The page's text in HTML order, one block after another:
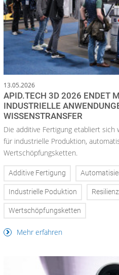
13.05.2026
APID.TECH 3D 2026 ENDET
INDUSTRIELLE
WISSENSTRANSFER
Die additive Fertigung etabliert sich
für industrielle Produktion,
Wertschöpfungsketten.
Additive Fertigung
Industrielle Poduktion Resilienz
Wertschöpfungsketten
Mehr erfahren